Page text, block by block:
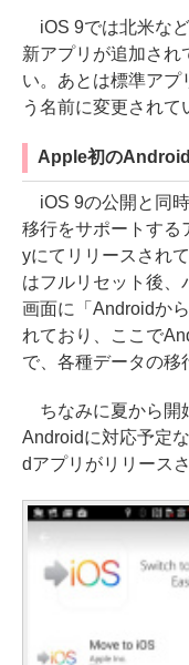
iOS 9では北米な
新アプリが追加され
い。あとは標準アプ
う名前に変更されて
Apple初の
iOS 9の公開と同
移行をサポートする
yにてリリースされ
はフルリセット後、
画面に「Androidか
れており、ここで
で、各種データの移
ちなみに夏から開
Androidに対応予定
dアプリがリリース